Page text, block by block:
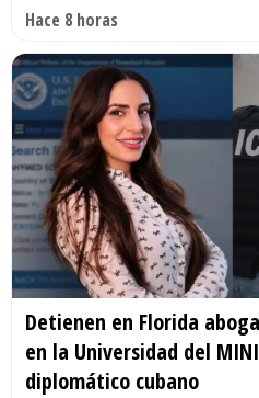
Hace 8 horas
Detienen en Florida
en la Universidad del
diplomático cubano